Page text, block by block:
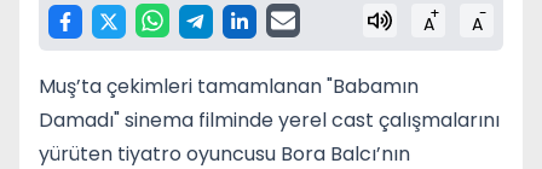
A+ A-
Muş’ta çekimleri tamamlanan "Babamın
Damadı" sinema filminde yerel cast çalışmalarını
yürüten tiyatro oyuncusu Bora Balcı’nın